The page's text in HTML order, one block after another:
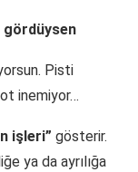
gördüysen
Pisti
inemiyor…
işleri” gösterir.
ya da ayrılığa